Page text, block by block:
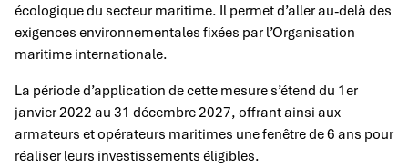
écologique du secteur maritime. Il permet d’aller au-delà des
exigences environnementales fixées par l’Organisation
maritime internationale.
La période d’application de cette mesure s’étend du 1er
janvier 2022 au 31 décembre 2027, offrant ainsi aux
armateurs et opérateurs maritimes une fenêtre de 6 ans pour
réaliser leurs investissements éligibles.